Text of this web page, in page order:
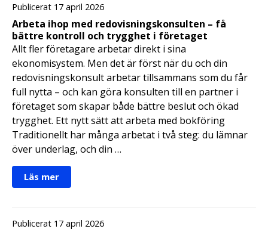
Publicerat 17 april 2026
Arbeta ihop med redovisningskonsulten – få
bättre kontroll och trygghet i företaget
Allt fler företagare arbetar direkt i sina
ekonomisystem. Men det är först när du och din
redovisningskonsult arbetar tillsammans som du får
full nytta – och kan göra konsulten till en partner i
företaget som skapar både bättre beslut och ökad
trygghet. Ett nytt sätt att arbeta med bokföring
Traditionellt har många arbetat i två steg: du lämnar
över underlag, och din …
Läs mer
Publicerat 17 april 2026